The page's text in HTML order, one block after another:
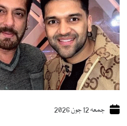
جمعہ 12 جون 2026